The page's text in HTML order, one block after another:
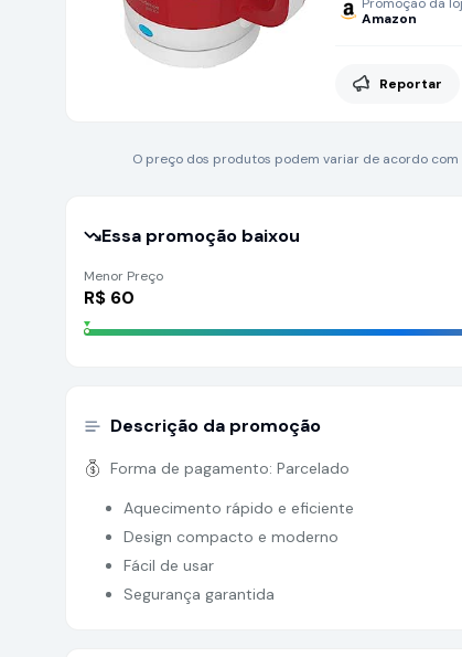
Amazon
Reportar
O preço dos produtos podem variar de acordo
Essa promoção baixou
Menor Preço
R$ 60
Descrição da promoção
Forma de pagamento: Parcelado
Aquecimento rápido e eficiente
Design compacto e moderno
Fácil de usar
Segurança garantida